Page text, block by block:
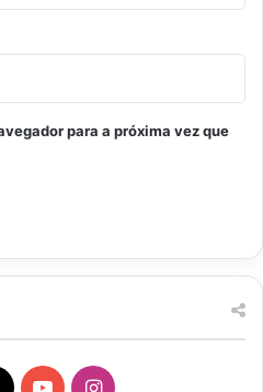
para a próxima vez que
X YouTubeInstagram